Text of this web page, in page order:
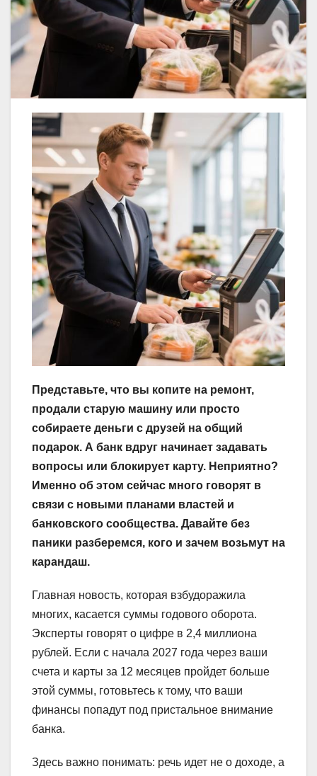
Представьте, что вы копите на ремонт,
продали старую машину или просто
собираете деньги с друзей на общий
подарок. А банк вдруг начинает задавать
вопросы или блокирует карту. Неприятно?
Именно об этом сейчас много говорят в
связи с новыми планами властей и
банковского сообщества. Давайте без
паники разберемся, кого и зачем возьмут на
карандаш.
Главная новость, которая взбудоражила
многих, касается суммы годового оборота.
Эксперты говорят о цифре в 2,4 миллиона
рублей. Если с начала 2027 года через ваши
счета и карты за 12 месяцев пройдет больше
этой суммы, готовьтесь к тому, что ваши
финансы попадут под пристальное внимание
банка.
Здесь важно понимать: речь идет не о доходе, а